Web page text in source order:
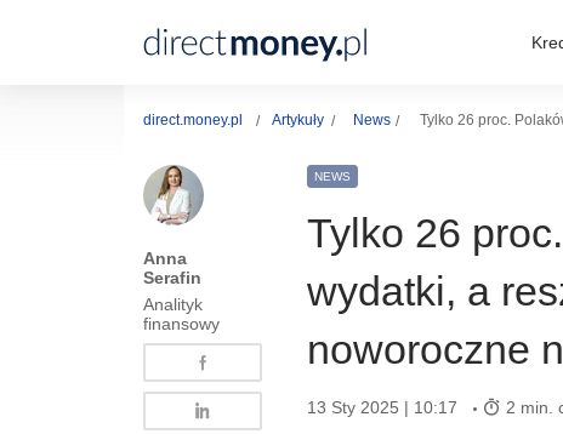
direct.money.pl Artykuły News Tylko 26 proc.
Anna
Serafin
Analityk
finansowy
NEWS
Tylko 26
wydatki, a
noworoczne
13 Sty 2025 | 10:17 2 min.